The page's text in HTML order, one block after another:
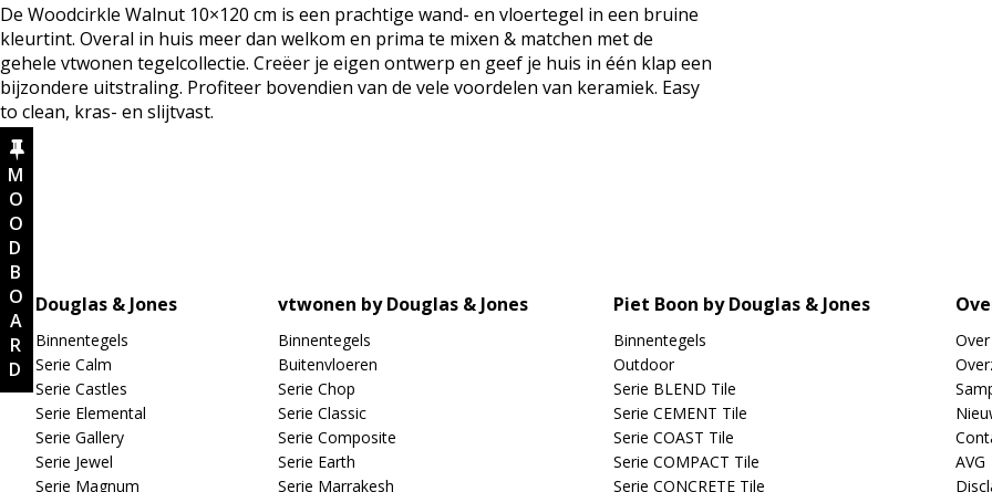
De Woodcirkle Walnut 10×120 cm is een prachtige wand- en vloertegel in een bruine
kleurtint. Overal in huis meer dan welkom en prima te mixen & matchen met de
gehele vtwonen tegelcollectie. Creëer je eigen ontwerp en geef je huis in één klap een
bijzondere uitstraling. Profiteer bovendien van de vele voordelen van keramiek. Easy
to clean, kras- en slijtvast.
Douglas & Jones
Binnentegels
Serie Calm
Serie Castles
Serie Elemental
Serie Gallery
Serie Jewel
Serie Magnum
vtwonen by Douglas & Jones
Binnentegels
Buitenvloeren
Serie Chop
Serie Classic
Serie Composite
Serie Earth
Serie Marrakesh
Piet Boon by Douglas & Jones
Binnentegels
Outdoor
Serie BLEND Tile
Serie CEMENT Tile
Serie COAST Tile
Serie COMPACT Tile
Serie CONCRETE Tile
AVG
MOODBOARD